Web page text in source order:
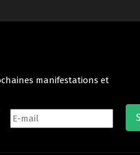
manifestations et